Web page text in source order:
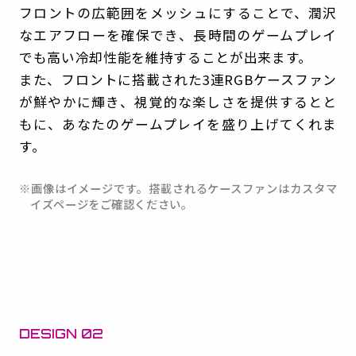
フロントの広範囲をメッシュにすることで、潤沢
なエアフローを確保でき、長時間のゲームプレイ
でも高い冷却性能を維持することが出来ます。
また、フロントに搭載された3連RGBケースファン
が鮮やかに輝き、視覚的な楽しさを提供するとと
もに、あなたのゲームプレイを盛り上げてくれま
す。
※画像はイメージです。搭載されるケースファンはカスタマ
イズページをご確認ください。
DESIGN 02